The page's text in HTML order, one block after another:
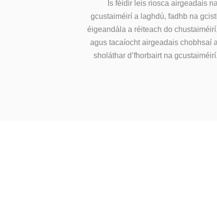
Is féidir leis riosca airgeadais na
gcustaiméirí a laghdú, fadhb na
éigeandála a réiteach do chustaiméirí,
agus tacaíocht airgeadais chobhsaí a
sholáthar d’fhorbairt na gcustaiméirí.